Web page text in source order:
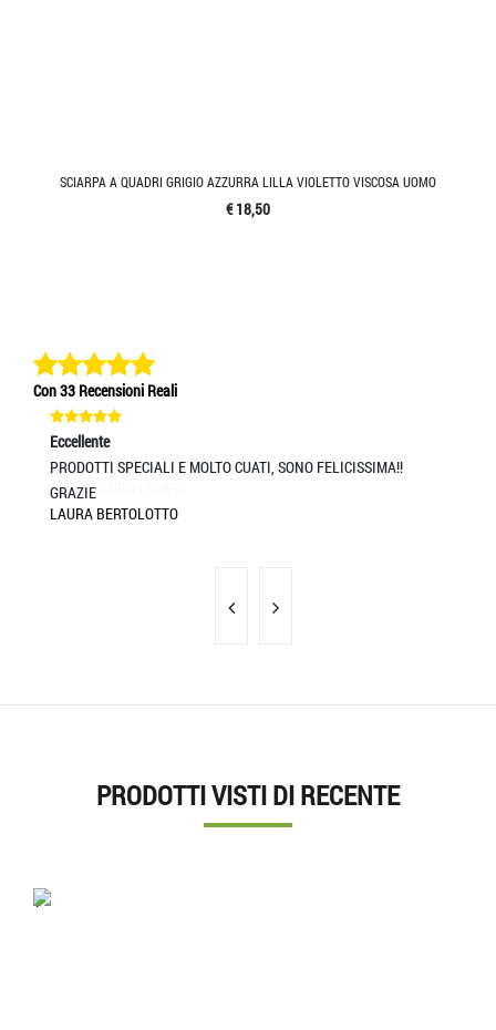
SCIARPA A QUADRI GRIGIO AZZURRA LILLA VIOLETTO VISCOSA UOMO
€ 18,50
Con 33 Recensioni Reali
Eccellente
PRODOTTI SPECIALI E MOLTO CUATI, SONO FELICISSIMA!!
GRAZIE
LAURA BERTOLOTTO
PRODOTTI VISTI DI RECENTE
'.'